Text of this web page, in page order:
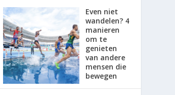
Even niet
wandelen? 4
manieren
om te
genieten
van andere
mensen die
bewegen